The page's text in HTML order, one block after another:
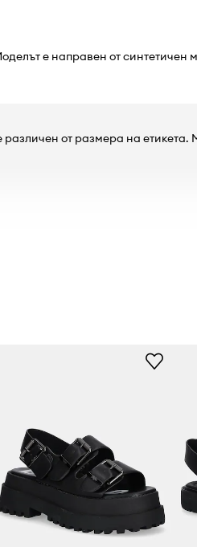
е направен от синтетичен
от размера на етикета.